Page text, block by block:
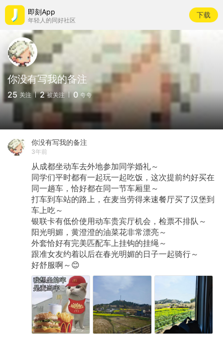
即刻App
年轻人的同好社区
下载
你没有写我的备注
25 关注 2 被关注 0 夸夸
你没有写我的备注
3年前
从成都坐动车去外地参加同学婚礼～
同学们平时都有一起玩一起吃饭，这次提前约好买在
同一趟车，恰好都在同一节车厢里～
打车到车站的路上，在麦当劳得来速餐厅买了汉堡到
车上吃～
银联卡有低价使用动车贵宾厅机会，检票不排队～
阳光明媚，黄澄澄的油菜花非常漂亮～
外套恰好有完美匹配车上挂钩的挂绳～
跟准女友约着以后在春光明媚的日子一起骑行～
好舒服啊～😊